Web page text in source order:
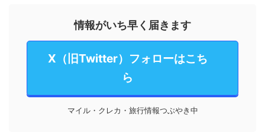
情報がいち早く届きます
X（旧Twitter）フォローはこち
ら
マイル・クレカ・旅行情報つぶやき中